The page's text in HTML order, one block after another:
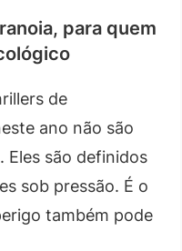
para quem
de
ano não são
Eles são definidos
sob pressão. É o
também pode